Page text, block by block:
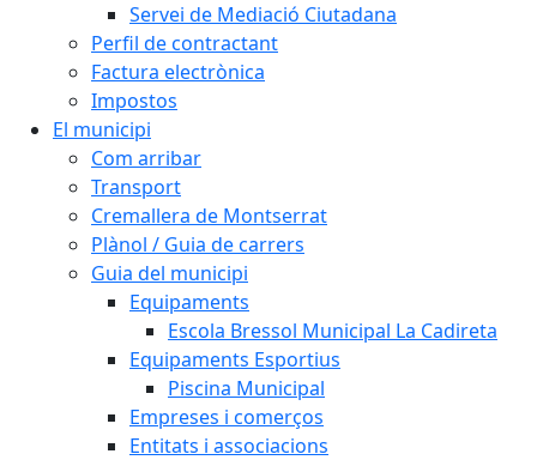
Servei de Mediació Ciutadana
Perfil de contractant
Factura electrònica
Impostos
El municipi
Com arribar
Transport
Cremallera de Montserrat
Plànol / Guia de carrers
Guia del municipi
Equipaments
Escola Bressol Municipal La Cadireta
Equipaments Esportius
Piscina Municipal
Empreses i comerços
Entitats i associacions